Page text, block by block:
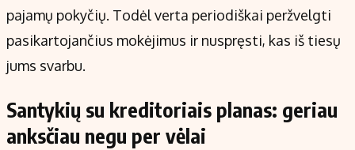
pajamų pokyčių. Todėl verta periodiškai peržvelgti
pasikartojančius mokėjimus ir nuspręsti, kas iš tiesų
jums svarbu.
Santykių su kreditoriais planas: geriau
anksčiau negu per vėlai